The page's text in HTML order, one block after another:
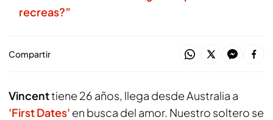
recreas?”
Compartir
Vincenttiene 26 años, llega desde Australia a
'First Dates' en busca del amor. Nuestro soltero se